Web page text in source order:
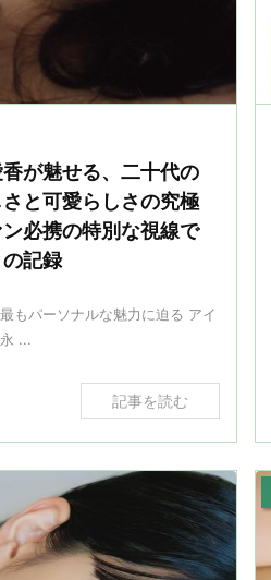
香が魅せる、二十代の
と可愛らしさの究極
必携の特別な視線で
記録
もパーソナルな魅力に迫る アイ
...
記事を読む